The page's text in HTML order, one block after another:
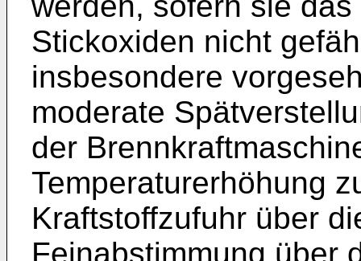
Stickoxiden nicht
insbesondere
moderate
der
Temperaturerhöhung
Kraftstoffzufuhr über
Feinabstimmung über